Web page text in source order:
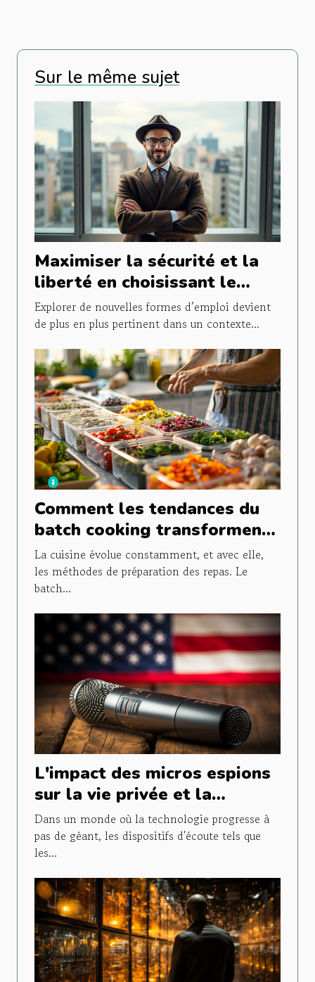
Sur le même sujet
Maximiser la sécurité et la
liberté en choisissant le
portage salarial
Explorer de nouvelles formes d’emploi devient
de plus en plus pertinent dans un contexte...
Comment les tendances du
batch cooking transforment
la préparation des repas
La cuisine évolue constamment, et avec elle,
les méthodes de préparation des repas. Le
batch...
L'impact des micros espions
sur la vie privée et la
législation en vigueur
Dans un monde où la technologie progresse à
pas de géant, les dispositifs d'écoute tels que
les...